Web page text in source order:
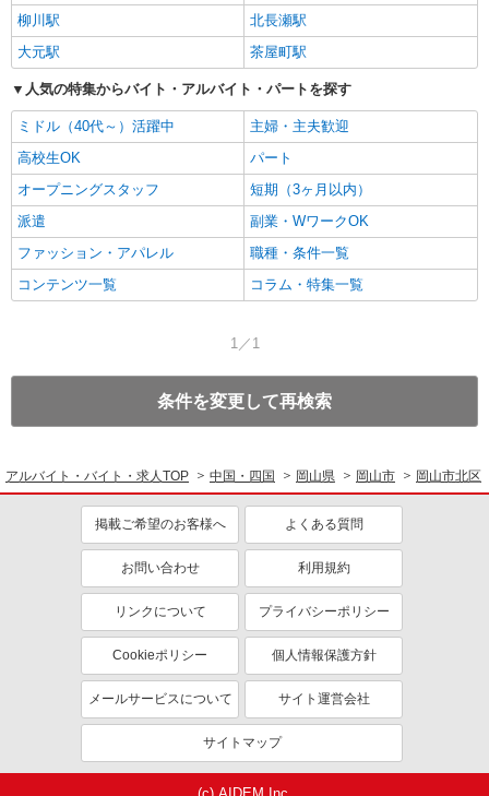
柳川駅
北長瀬駅
大元駅
茶屋町駅
人気の特集からバイト・アルバイト・パートを探す
ミドル（40代～）活躍中
主婦・主夫歓迎
高校生OK
パート
オープニングスタッフ
短期（3ヶ月以内）
派遣
副業・WワークOK
ファッション・アパレル
職種・条件一覧
コンテンツ一覧
コラム・特集一覧
1／1
条件を変更して再検索
アルバイト・バイト・求人TOP 中国・四国 岡山県 岡山市 岡山市北区
掲載ご希望のお客様へ よくある質問
お問い合わせ 利用規約
リンクについて プライバシーポリシー
Cookieポリシー 個人情報保護方針
メールサービスについて サイト運営会社
サイトマップ